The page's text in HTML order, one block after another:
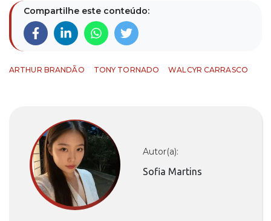
Compartilhe este conteúdo:
ARTHUR BRANDÃO TONY TORNADO WALCYR CARRASCO
Autor(a):
Sofia Martins